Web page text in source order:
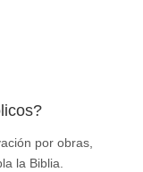
por obras,
la Biblia.